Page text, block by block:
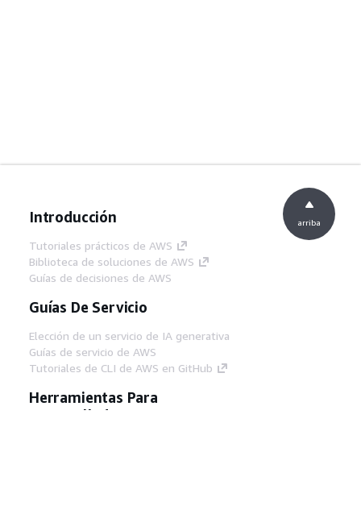
Introducción
Tutoriales prácticos de AWS
Biblioteca de soluciones de AWS
Guías de decisiones de AWS
Guías De Servicio
Elección de un servicio de IA generativa
Guías de servicio de AWS
Tutoriales de CLI de AWS en GitHub
Herramientas Para
Desarrolladores
arriba